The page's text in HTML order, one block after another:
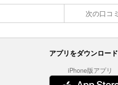
次の口コ
アプリをダウンロード
iPhone版アプリ